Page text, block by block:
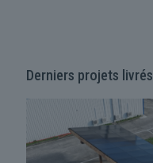
Derniers projets livrés